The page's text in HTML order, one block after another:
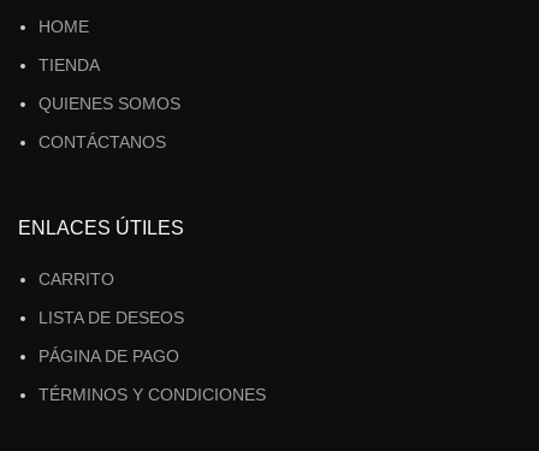
HOME
TIENDA
QUIENES SOMOS
CONTÁCTANOS
ENLACES ÚTILES
CARRITO
LISTA DE DESEOS
PÁGINA DE PAGO
TÉRMINOS Y CONDICIONES